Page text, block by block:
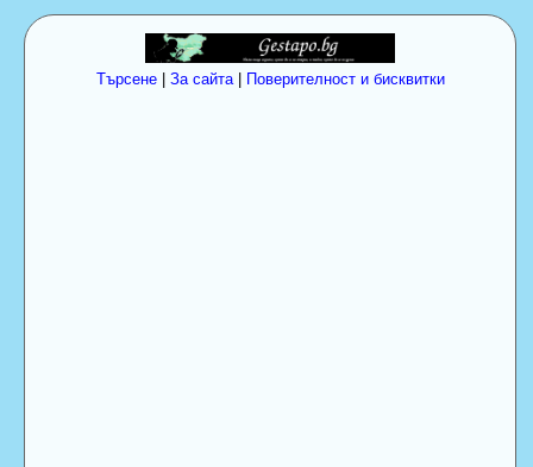
Търсене| За сайта| Поверителност и бисквитки